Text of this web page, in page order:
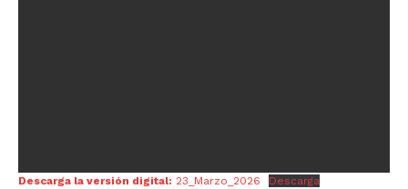
Descarga la versión digital: 23_Marzo_2026 Descarga